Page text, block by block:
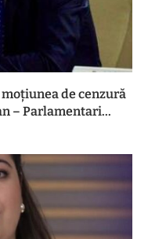
de cenzură
– Parlamentari...